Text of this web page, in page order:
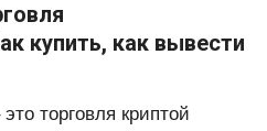
купить, как вывести
торговля криптой